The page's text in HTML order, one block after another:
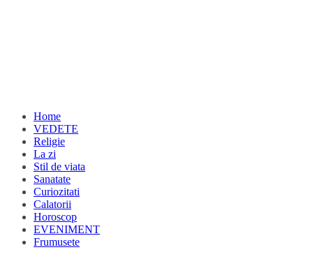
Home
VEDETE
Religie
La zi
Stil de viata
Sanatate
Curiozitati
Calatorii
Horoscop
EVENIMENT
Frumusete